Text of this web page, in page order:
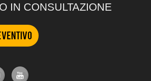
IN CONSULTAZIONE